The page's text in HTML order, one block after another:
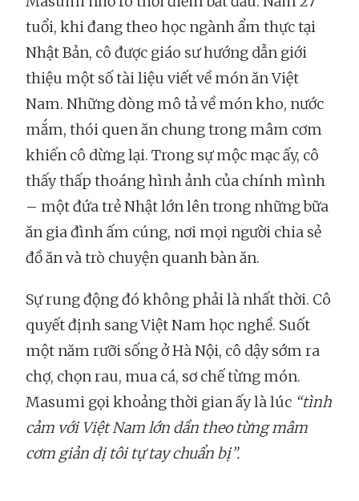
tuổi, khi đang theo học ngành ẩm thực tại
Nhật Bản, cô được giáo sư hướng dẫn giới
thiệu một số tài liệu viết về món ăn Việt
Nam. Những dòng mô tả về món kho, nước
mắm, thói quen ăn chung trong mâm cơm
khiến cô dừng lại. Trong sự mộc mạc ấy, cô
thấy thấp thoáng hình ảnh của chính mình
– một đứa trẻ Nhật lớn lên trong những bữa
ăn gia đình ấm cúng, nơi mọi người chia sẻ
đồ ăn và trò chuyện quanh bàn ăn.
Sự rung động đó không phải là nhất thời. Cô
quyết định sang Việt Nam học nghề. Suốt
một năm rưỡi sống ở Hà Nội, cô dậy sớm ra
chợ, chọn rau, mua cá, sơ chế từng món.
Masumi gọi khoảng thời gian ấy là lúc “tình
cảm với Việt Nam lớn dần theo từng mâm
cơm giản dị tôi tự tay chuẩn bị”.